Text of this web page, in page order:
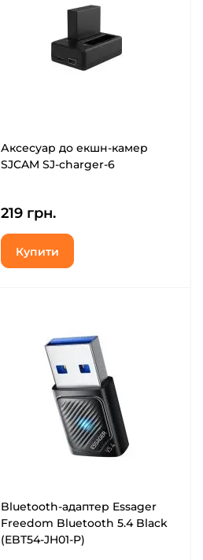
Аксесуар до екшн-камер
SJCAM SJ-charger-6
219 грн.
Купити
Bluetooth-адаптер Essager
Freedom Bluetooth 5.4 Black
(EBT54-JH01-P)